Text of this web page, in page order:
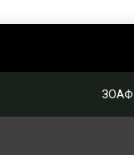
ЗОАФ